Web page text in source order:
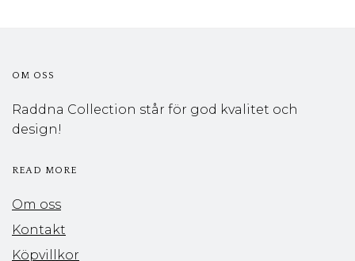
OM OSS
Raddna Collection står för god kvalitet och
design!
READ MORE
Om oss
Kontakt
Köpvillkor